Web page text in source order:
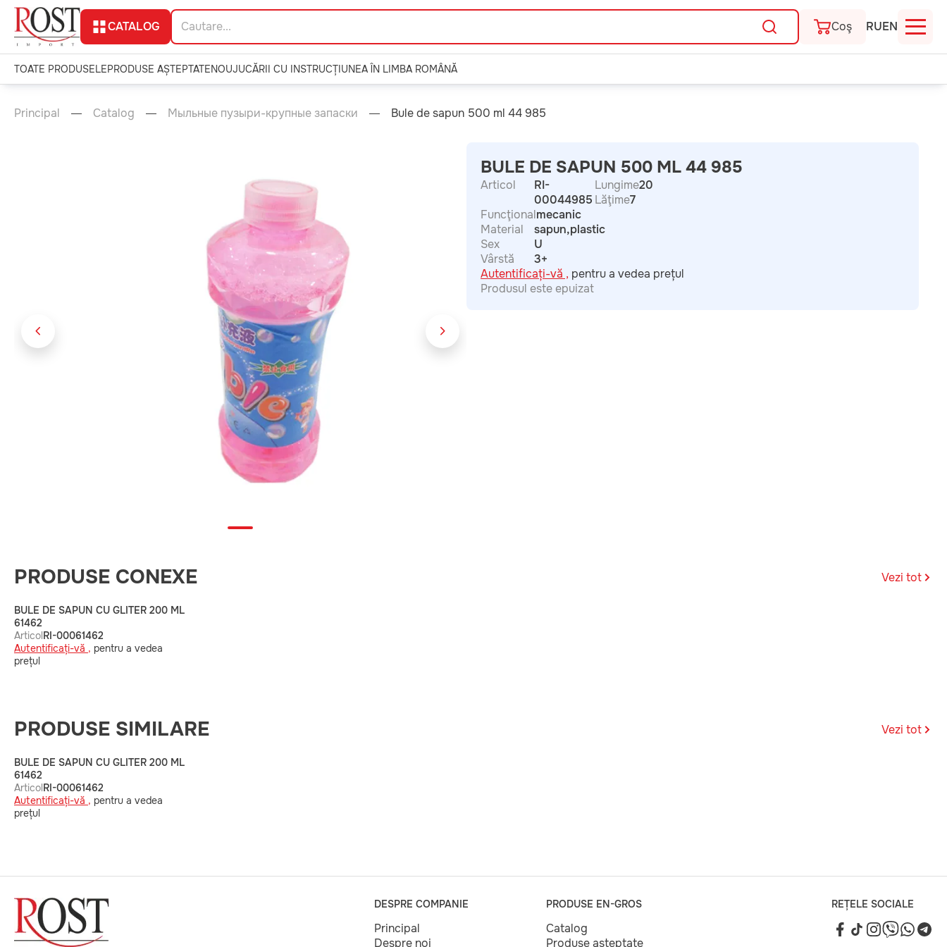
CATALOG Coş RUEN
TOATE PRODUSELEPRODUSE AȘTEPTATENOUJUCĂRII CU INSTRUCȚIUNEA ÎN LIMBA ROMÂNĂ
Principal Catalog Мыльные пузыри-крупные запаски Bule de sapun 500 ml 44 985
BULE DE SAPUN 500 ML 44 985
Articol
RI-
00044985
Funcţionalmecanic
Material
sapun,plastic
Sex
U
Vârstă
3+
Lungime20
Lăţime7
Autentificați-vă , pentru a vedea prețul
Produsul este epuizat
PRODUSE CONEXE Vezi tot
BULE DE SAPUN CU GLITER 200 ML
61462
ArticolRI-00061462
Autentificați-vă , pentru a vedea
prețul
PRODUSE SIMILARE Vezi tot
BULE DE SAPUN CU GLITER 200 ML
61462
ArticolRI-00061462
Autentificați-vă , pentru a vedea
prețul
DESPRE COMPANIE
Principal
Despre noi
PRODUSE EN-GROS
Catalog
Produse așteptate
REȚELE SOCIALE